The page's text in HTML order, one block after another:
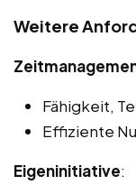
Weitere
Fähigkeit,
Effiziente
Eigeninitiative: